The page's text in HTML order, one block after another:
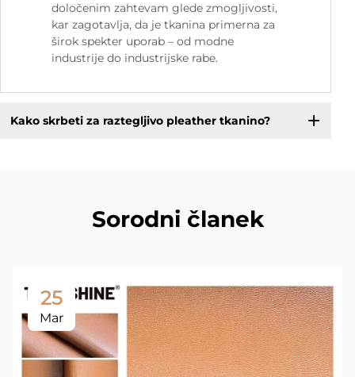
določenim zahtevam glede zmogljivosti,
kar zagotavlja, da je tkanina primerna za
širok spekter uporab – od modne
industrije do industrijske rabe.
Kako skrbeti za raztegljivo pleather tkanino?
Sorodni članek
25
Mar